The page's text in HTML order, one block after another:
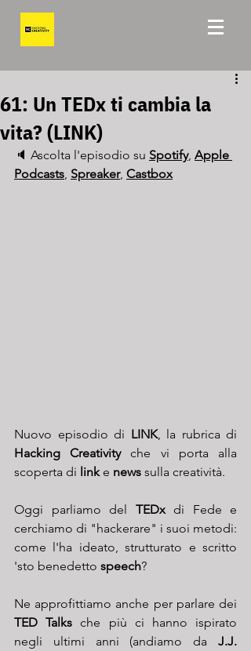
61: Un TEDx ti cambia la
vita? (LINK)
🔈 Ascolta l'episodio su Spotify, Apple
Podcasts, Spreaker, Castbox
Nuovo episodio di LINK
Hacking Creativity che vi porta alla
scoperta di link e news sulla creatività.
Oggi parliamo del TEDx di Fede e
cerchiamo di "hackerare" i suoi metodi:
come l'ha ideato, strutturato e scritto
'sto benedetto speech?
TED Talks che più ci hanno ispirato
negli ultimi anni (andiamo da J.J.